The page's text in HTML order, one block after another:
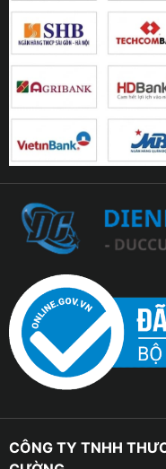
CÔNG TY TNHH